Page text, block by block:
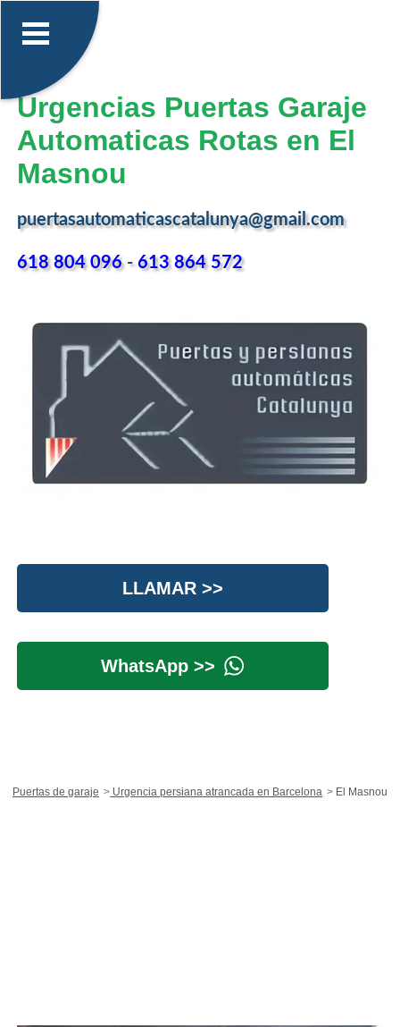
Urgencias Puertas Garaje
Automaticas Rotas en El
Masnou
puertasautomaticascatalunya@gmail.com
618 804 096-613 864 572
LLAMAR >>
WhatsApp >>
Puertas de garaje Urgencia persiana atrancada en Barcelona El Masnou